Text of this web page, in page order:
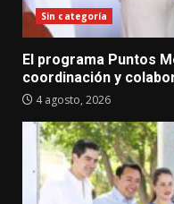
Sin categoría
El programa Puntos
coordinación y
4 agosto, 2026